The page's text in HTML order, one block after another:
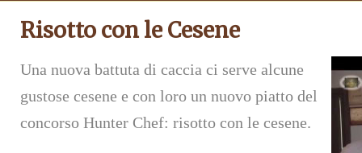
Risotto con le Cesene
Una nuova battuta di caccia ci serve alcune
gustose cesene e con loro un nuovo piatto del
concorso Hunter Chef: risotto con le cesene.